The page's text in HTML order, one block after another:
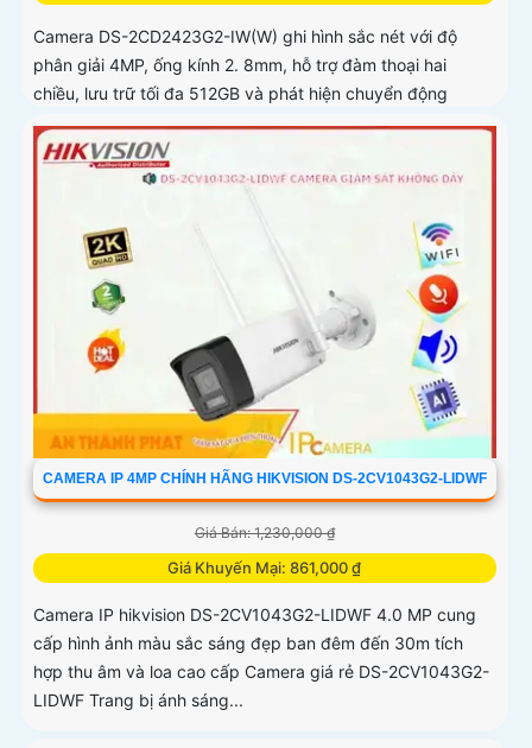
Camera DS-2CD2423G2-IW(W) ghi hình sắc nét với độ
phân giải 4MP, ống kính 2. 8mm, hỗ trợ đàm thoại hai
chiều, lưu trữ tối đa 512GB và phát hiện chuyển động
thông minh phân biệt người, phương tiện
CAMERA IP 4MP CHÍNH HÃNG HIKVISION DS-2CV1043G2-LIDWF
Giá Bán: 1,230,000 ₫
Giá Khuyến Mại: 861,000 ₫
Camera IP hikvision DS-2CV1043G2-LIDWF 4.0 MP cung
cấp hình ảnh màu sắc sáng đẹp ban đêm đến 30m tích
hợp thu âm và loa cao cấp Camera giá rẻ DS-2CV1043G2-
LIDWF Trang bị ánh sáng...